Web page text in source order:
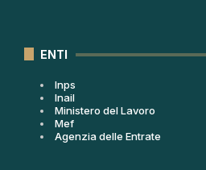
ENTI
Inps
Inail
Ministero del Lavoro
Mef
Agenzia delle Entrate